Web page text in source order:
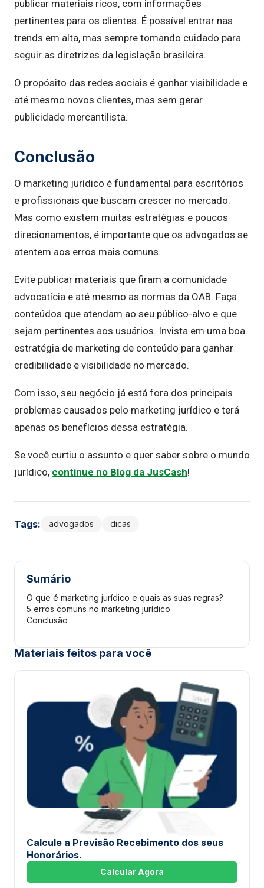
publicar materiais ricos, com informações
pertinentes para os clientes. É possível entrar nas
trends em alta, mas sempre tomando cuidado para
seguir as diretrizes da legislação brasileira.
O propósito das redes sociais é ganhar visibilidade e
até mesmo novos clientes, mas sem gerar
publicidade mercantilista.
Conclusão
O marketing jurídico é fundamental para escritórios
e profissionais que buscam crescer no mercado.
Mas como existem muitas estratégias e poucos
direcionamentos, é importante que os advogados se
atentem aos erros mais comuns.
Evite publicar materiais que firam a comunidade
advocatícia e até mesmo as normas da OAB. Faça
conteúdos que atendam ao seu público-alvo e que
sejam pertinentes aos usuários. Invista em uma boa
estratégia de marketing de conteúdo para ganhar
credibilidade e visibilidade no mercado.
Com isso, seu negócio já está fora dos principais
problemas causados pelo marketing jurídico e terá
apenas os benefícios dessa estratégia.
Se você curtiu o assunto e quer saber sobre o mundo
jurídico, continue no Blog da JusCash!
Tags: advogados dicas
Sumário
O que é marketing jurídico e quais as suas regras?
5 erros comuns no marketing jurídico
Conclusão
Materiais feitos para você
Calcule a Previsão Recebimento dos seus
Honorários.
Calcular Agora